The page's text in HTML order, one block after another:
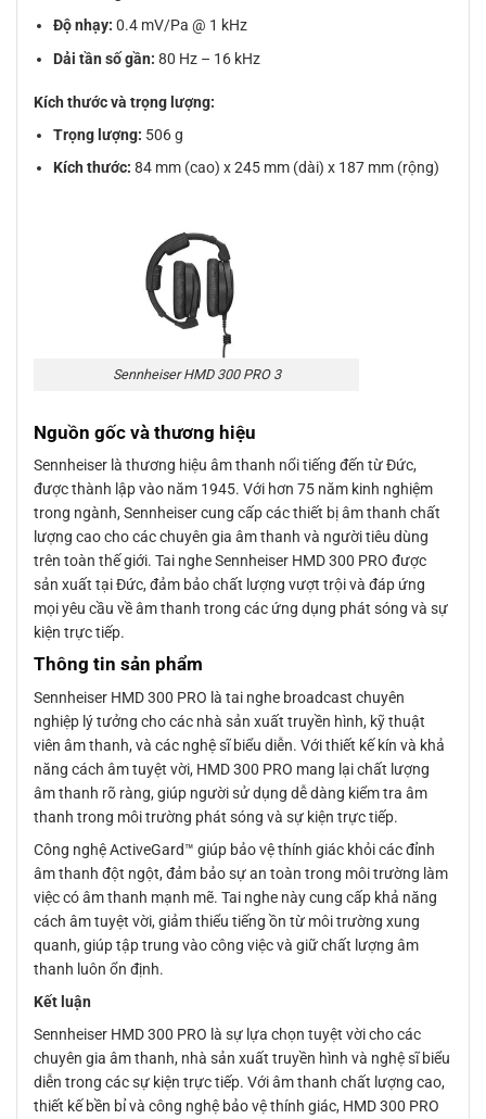
Độ nhạy: 0.4 mV/Pa @ 1 kHz
Dải tần số gần: 80 Hz – 16 kHz
Kích thước và trọng lượng:
Trọng lượng: 506 g
Kích thước: 84 mm (cao) x 245 mm (dài) x 187 mm (rộng)
Sennheiser HMD 300 PRO 3
Nguồn gốc và thương hiệu
Sennheiser là thương hiệu âm thanh nổi tiếng đến từ Đức,
được thành lập vào năm 1945. Với hơn 75 năm kinh nghiệm
trong ngành, Sennheiser cung cấp các thiết bị âm thanh chất
lượng cao cho các chuyên gia âm thanh và người tiêu dùng
trên toàn thế giới. Tai nghe Sennheiser HMD 300 PRO được
sản xuất tại Đức, đảm bảo chất lượng vượt trội và đáp ứng
mọi yêu cầu về âm thanh trong các ứng dụng phát sóng và sự
kiện trực tiếp.
Thông tin sản phẩm
Sennheiser HMD 300 PRO là tai nghe broadcast chuyên
nghiệp lý tưởng cho các nhà sản xuất truyền hình, kỹ thuật
viên âm thanh, và các nghệ sĩ biểu diễn. Với thiết kế kín và khả
năng cách âm tuyệt vời, HMD 300 PRO mang lại chất lượng
âm thanh rõ ràng, giúp người sử dụng dễ dàng kiểm tra âm
thanh trong môi trường phát sóng và sự kiện trực tiếp.
Công nghệ ActiveGard™ giúp bảo vệ thính giác khỏi các đỉnh
âm thanh đột ngột, đảm bảo sự an toàn trong môi trường làm
việc có âm thanh mạnh mẽ. Tai nghe này cung cấp khả năng
cách âm tuyệt vời, giảm thiểu tiếng ồn từ môi trường xung
quanh, giúp tập trung vào công việc và giữ chất lượng âm
thanh luôn ổn định.
Kết luận
Sennheiser HMD 300 PRO là sự lựa chọn tuyệt vời cho các
chuyên gia âm thanh, nhà sản xuất truyền hình và nghệ sĩ biểu
diễn trong các sự kiện trực tiếp. Với âm thanh chất lượng cao,
thiết kế bền bỉ và công nghệ bảo vệ thính giác, HMD 300 PRO